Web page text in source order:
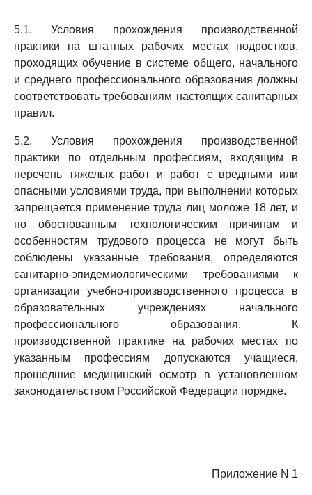
5.1. Условия прохождения производственной
практики на штатных рабочих местах подростков,
проходящих обучение в системе общего, начального
и среднего профессионального образования должны
соответствовать требованиям настоящих санитарных
правил.
5.2. Условия прохождения производственной
практики по отдельным профессиям, входящим в
перечень тяжелых работ и работ с вредными или
опасными условиями труда, при выполнении которых
запрещается применение труда лиц моложе 18 лет, и
по обоснованным технологическим причинам и
особенностям трудового процесса не могут быть
соблюдены указанные требования, определяются
санитарно-эпидемиологическими требованиями к
организации учебно-производственного процесса в
образовательных учреждениях начального
профессионального образования. К
производственной практике на рабочих местах по
указанным профессиям допускаются учащиеся,
прошедшие медицинский осмотр в установленном
законодательством Российской Федерации порядке.
Приложение N 1